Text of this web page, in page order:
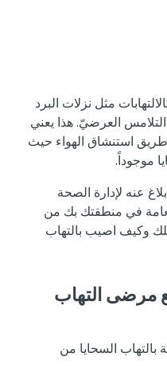
مثل نزلات البرد
التلامس العرضيّ. هذا يعني
طريق استنشاق الهواء حيث
موجوداً.
عنه لإدارة الصحة
في منطقتك بك من
وكيف اصيب بالتهاب
مرضى التهاب
السحايا من